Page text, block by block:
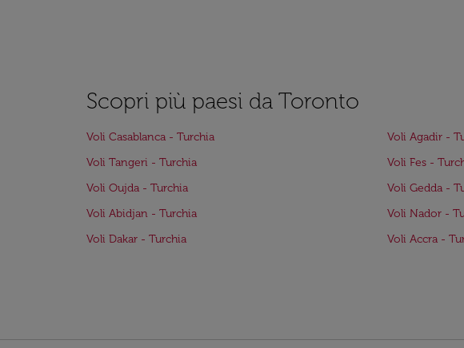
Scopri più paesi da Toronto
Voli Casablanca - Turchia Voli Agadir -
Voli Tangeri - Turchia
Voli Fes -
Voli Oujda - Turchia
Voli Gedda -
Voli Abidjan - Turchia
Voli Nador -
Voli Dakar - Turchia
Voli Accra -